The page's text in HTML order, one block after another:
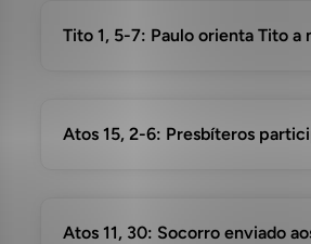
Tito 1, 5-7: Paulo orienta Tito
Atos 15, 2-6: Presbíteros
Atos 11, 30: Socorro enviado